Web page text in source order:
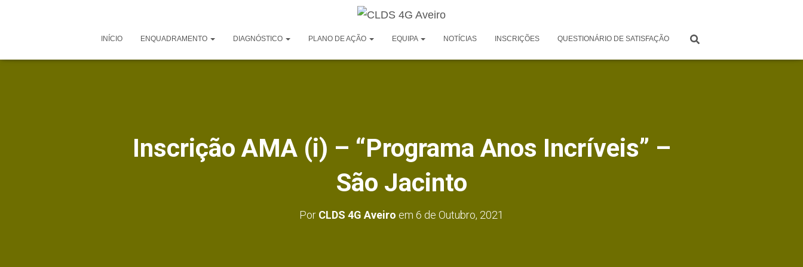
INÍCIO ENQUADRAMENTO DIAGNÓSTICO PLANO DE AÇÃO EQUIPA NOTÍCIAS INSCRIÇÕES QUESTIONÁRIO DE SATISFAÇÃO
Inscrição AMA (i) – “Programa Anos Incríveis” –
São Jacinto
Por CLDS 4G Aveiro em 6 de Outubro, 2021